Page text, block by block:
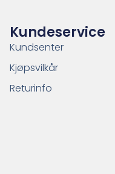
Kundeservice
Kundsenter
Kjøpsvilkår
Returinfo